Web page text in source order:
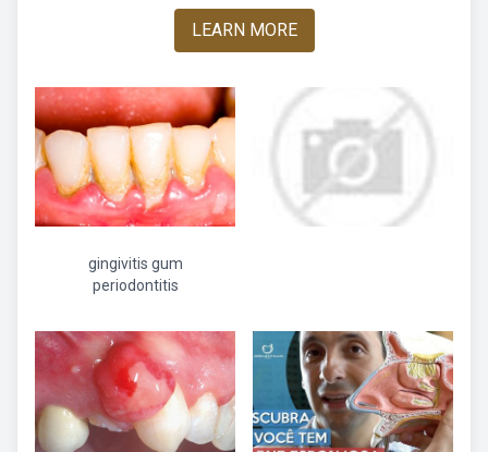
LEARN MORE
gingivitis gum
periodontitis